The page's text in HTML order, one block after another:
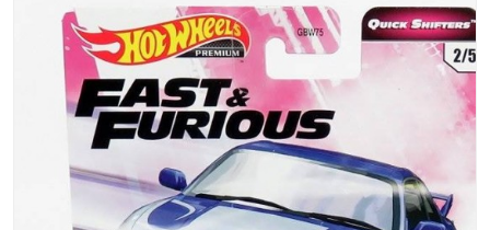
1/18 HOT WHEELS
1/18 JADA TOYS
1/18 KK Scale
1/18 MAİSTO